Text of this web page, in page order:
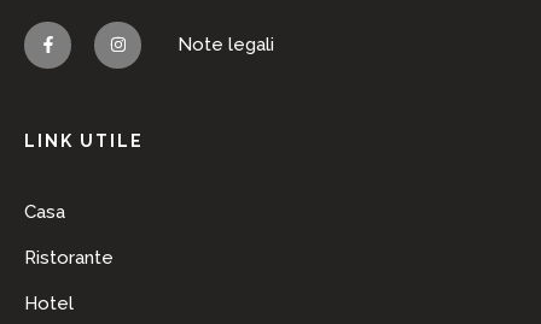
Note legali
LINK UTILE
Casa
Ristorante
Hotel